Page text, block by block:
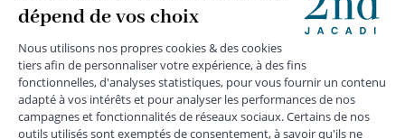
MENTIONS LÉGALES
DONNÉES PERSONNELLES
*Livraison express gratuite en point relais dès 59 € et à domicile dès 150
€ vers la France Métropolitaine
Les données collectées par la société JACADI, responsable